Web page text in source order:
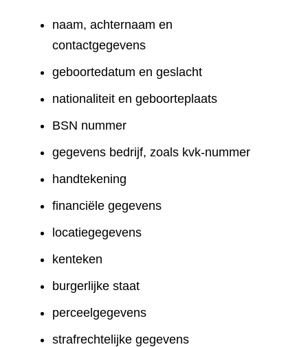
naam, achternaam en
contactgegevens
geboortedatum en geslacht
nationaliteit en geboorteplaats
BSN nummer
gegevens bedrijf, zoals kvk-nummer
handtekening
financiële gegevens
locatiegegevens
kenteken
burgerlijke staat
perceelgegevens
strafrechtelijke gegevens